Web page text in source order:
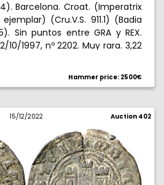
Barcelona. Croat. (Imperatrix
(Cru.V.S. 911.1) (Badia
Sin puntos entre GRA y REX.
10/1997, nº 2202. Muy rara. 3,22
Hammer price: 2500€
15/12/2022 Auction 402